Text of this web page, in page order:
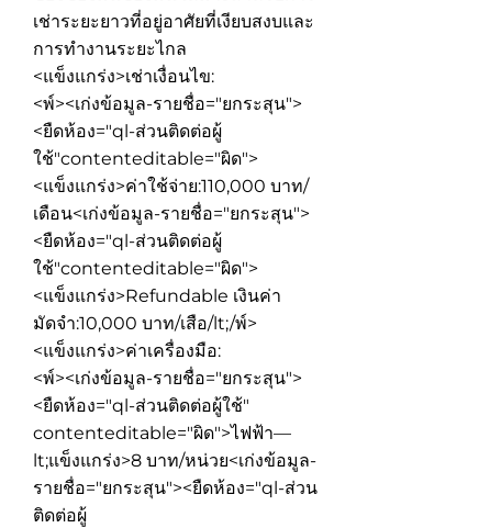
เช่าระยะยาวที่อยู่อาศัยที่เงียบสงบและ
การทำงานระยะไกล
<แข็งแกร่ง>เช่าเงื่อนไข:
<พ์><เก่งข้อมูล-รายชื่อ="ยกระสุน">
<ยืดห้อง="ql-ส่วนติดต่อผู้
ใช้"contenteditable="ผิด">
<แข็งแกร่ง>ค่าใช้จ่าย:110,000 บาท/
เดือน<เก่งข้อมูล-รายชื่อ="ยกระสุน">
<ยืดห้อง="ql-ส่วนติดต่อผู้
ใช้"contenteditable="ผิด">
<แข็งแกร่ง>Refundable เงินค่า
มัดจำ:10,000 บาท/เสือ/lt;/พ์>
<แข็งแกร่ง>ค่าเครื่องมือ:
<พ์><เก่งข้อมูล-รายชื่อ="ยกระสุน">
<ยืดห้อง="ql-ส่วนติดต่อผู้ใช้"
contenteditable="ผิด">ไฟฟ้า—
lt;แข็งแกร่ง>8 บาท/หน่วย<เก่งข้อมูล-
รายชื่อ="ยกระสุน"><ยืดห้อง="ql-ส่วน
ติดต่อผู้